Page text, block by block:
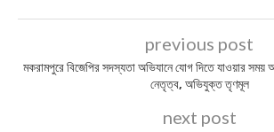
previous post
মকরামপুরে বিজেপির সদস্যতা অভিযানে যোগ দিতে যাওয়ার
নেতৃত্ব, অভিযুক্ত তৃণমূল
next post